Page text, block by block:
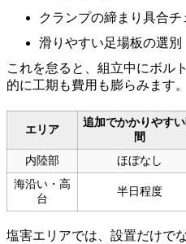
クランプの締まり具合チ
滑りやすい足場板の選別
これを怠ると、組立中にボル
的に工期も費用も膨らみます。
エリア
追加でかかりやす
間
内陸部 ほぼなし
海沿い・高
台
半日程度
塩害エリアでは、設置だけで